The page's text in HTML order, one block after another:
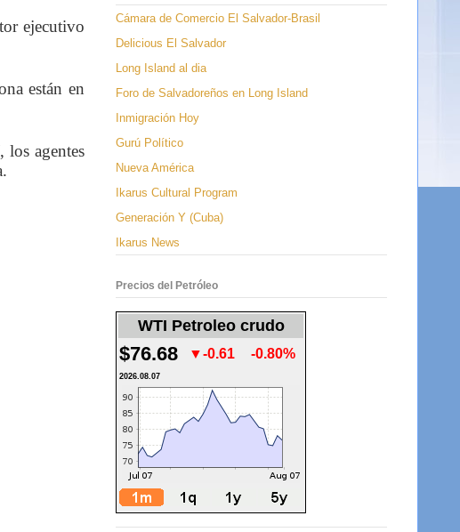
ejecutivo
están en
agentes
Cámara de Comercio El Salvador-Brasil
Delicious El Salvador
Long Island al dia
Foro de Salvadoreños en Long Island
Inmigración Hoy
Gurú Político
Nueva América
Ikarus Cultural Program
Generación Y (Cuba)
Ikarus News
Precios del Petróleo
WTI Petroleo crudo
$76.68 ▼-0.61 -0.80%
2026.08.07